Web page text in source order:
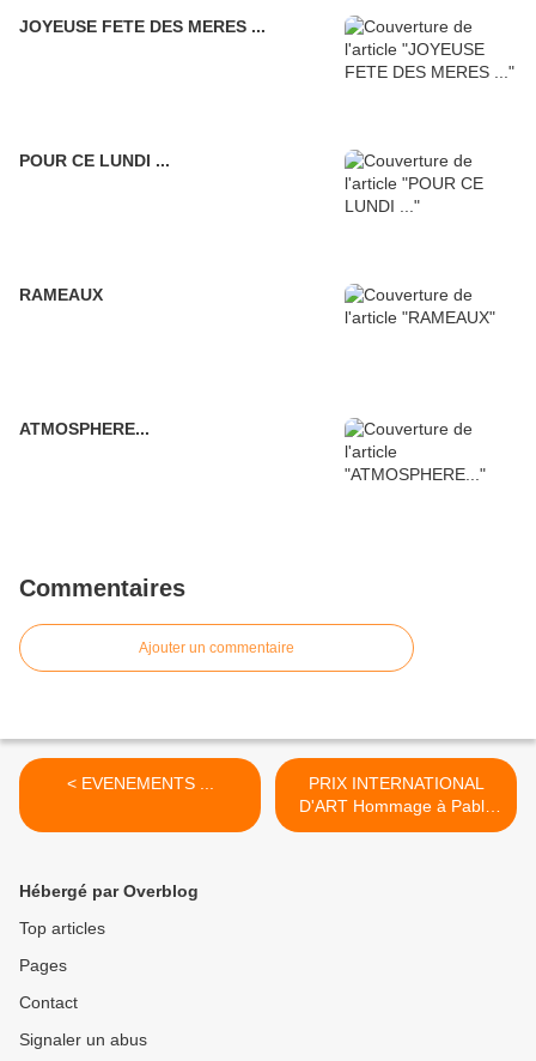
JOYEUSE FETE DES MERES ...
POUR CE LUNDI ...
RAMEAUX
ATMOSPHERE...
Commentaires
Ajouter un commentaire
< EVENEMENTS ...
PRIX INTERNATIONAL
D'ART Hommage à Pablo
PICASSO >
Hébergé par Overblog
Top articles
Pages
Contact
Signaler un abus